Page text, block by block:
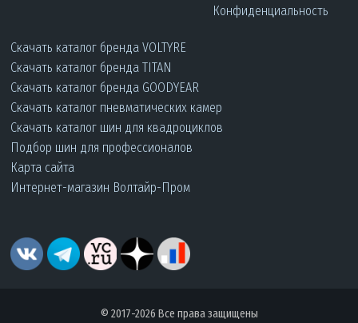
Конфиденциальность
Скачать каталог бренда VOLTYRE
Скачать каталог бренда TITAN
Скачать каталог бренда GOODYEAR
Скачать каталог пневматических камер
Скачать каталог шин для квадроциклов
Подбор шин для профессионалов
Карта сайта
Интернет-магазин Волтайр-Пром
© 2017-2026 Все права защищены